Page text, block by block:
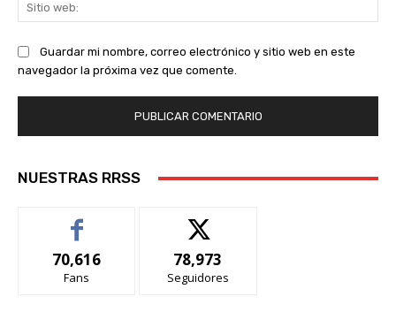
Guardar mi nombre, correo electrónico y sitio web en este
navegador la próxima vez que comente.
NUESTRAS RRSS
70,616
Fans
78,973
Seguidores